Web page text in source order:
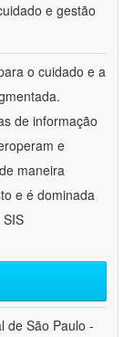
e gestão
o cuidado e a
de informação
e
maneira
e é dominada
de São Paulo -